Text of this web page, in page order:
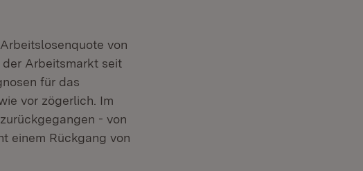
von
der Arbeitsmarkt seit
für das
vor zögerlich. Im
- von
einem Rückgang von